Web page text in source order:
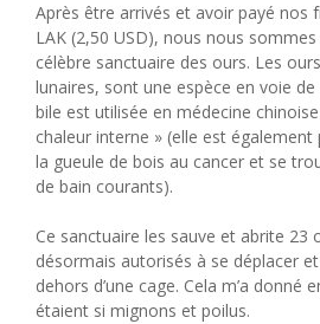
Après être arrivés et avoir payé nos
LAK (2,50 USD), nous nous sommes
célèbre sanctuaire des ours. Les
lunaires, sont une espèce en voie
bile est utilisée en médecine
chaleur interne » (elle est
la gueule de bois au cancer et se
de bain courants).
Ce sanctuaire les sauve et abrite 23
désormais autorisés à se déplacer
dehors d’une cage. Cela m’a donné
étaient si mignons et poilus.